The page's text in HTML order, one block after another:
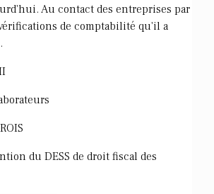
Au contact des entreprises par
de comptabilité qu'il a
du DESS de droit fiscal des